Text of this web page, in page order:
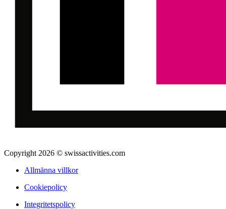
Copyright 2026 © swissactivities.com
Allmänna villkor
Cookiepolicy
Integritetspolicy